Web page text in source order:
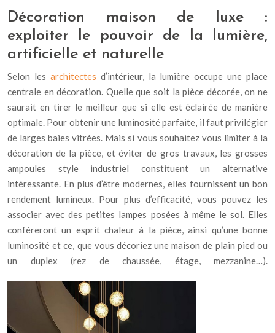
Décoration maison de luxe :
exploiter le pouvoir de la lumière,
artificielle et naturelle
Selon les architectes d’intérieur, la lumière occupe une place
centrale en décoration. Quelle que soit la pièce décorée, on ne
saurait en tirer le meilleur que si elle est éclairée de manière
optimale. Pour obtenir une luminosité parfaite, il faut privilégier
de larges baies vitrées. Mais si vous souhaitez vous limiter à la
décoration de la pièce, et éviter de gros travaux, les grosses
ampoules style industriel constituent un alternative
intéressante. En plus d’être modernes, elles fournissent un bon
rendement lumineux. Pour plus d’efficacité, vous pouvez les
associer avec des petites lampes posées à même le sol. Elles
conféreront un esprit chaleur à la pièce, ainsi qu’une bonne
luminosité et ce, que vous décoriez une maison de plain pied ou
un duplex (rez de chaussée, étage, mezzanine…).